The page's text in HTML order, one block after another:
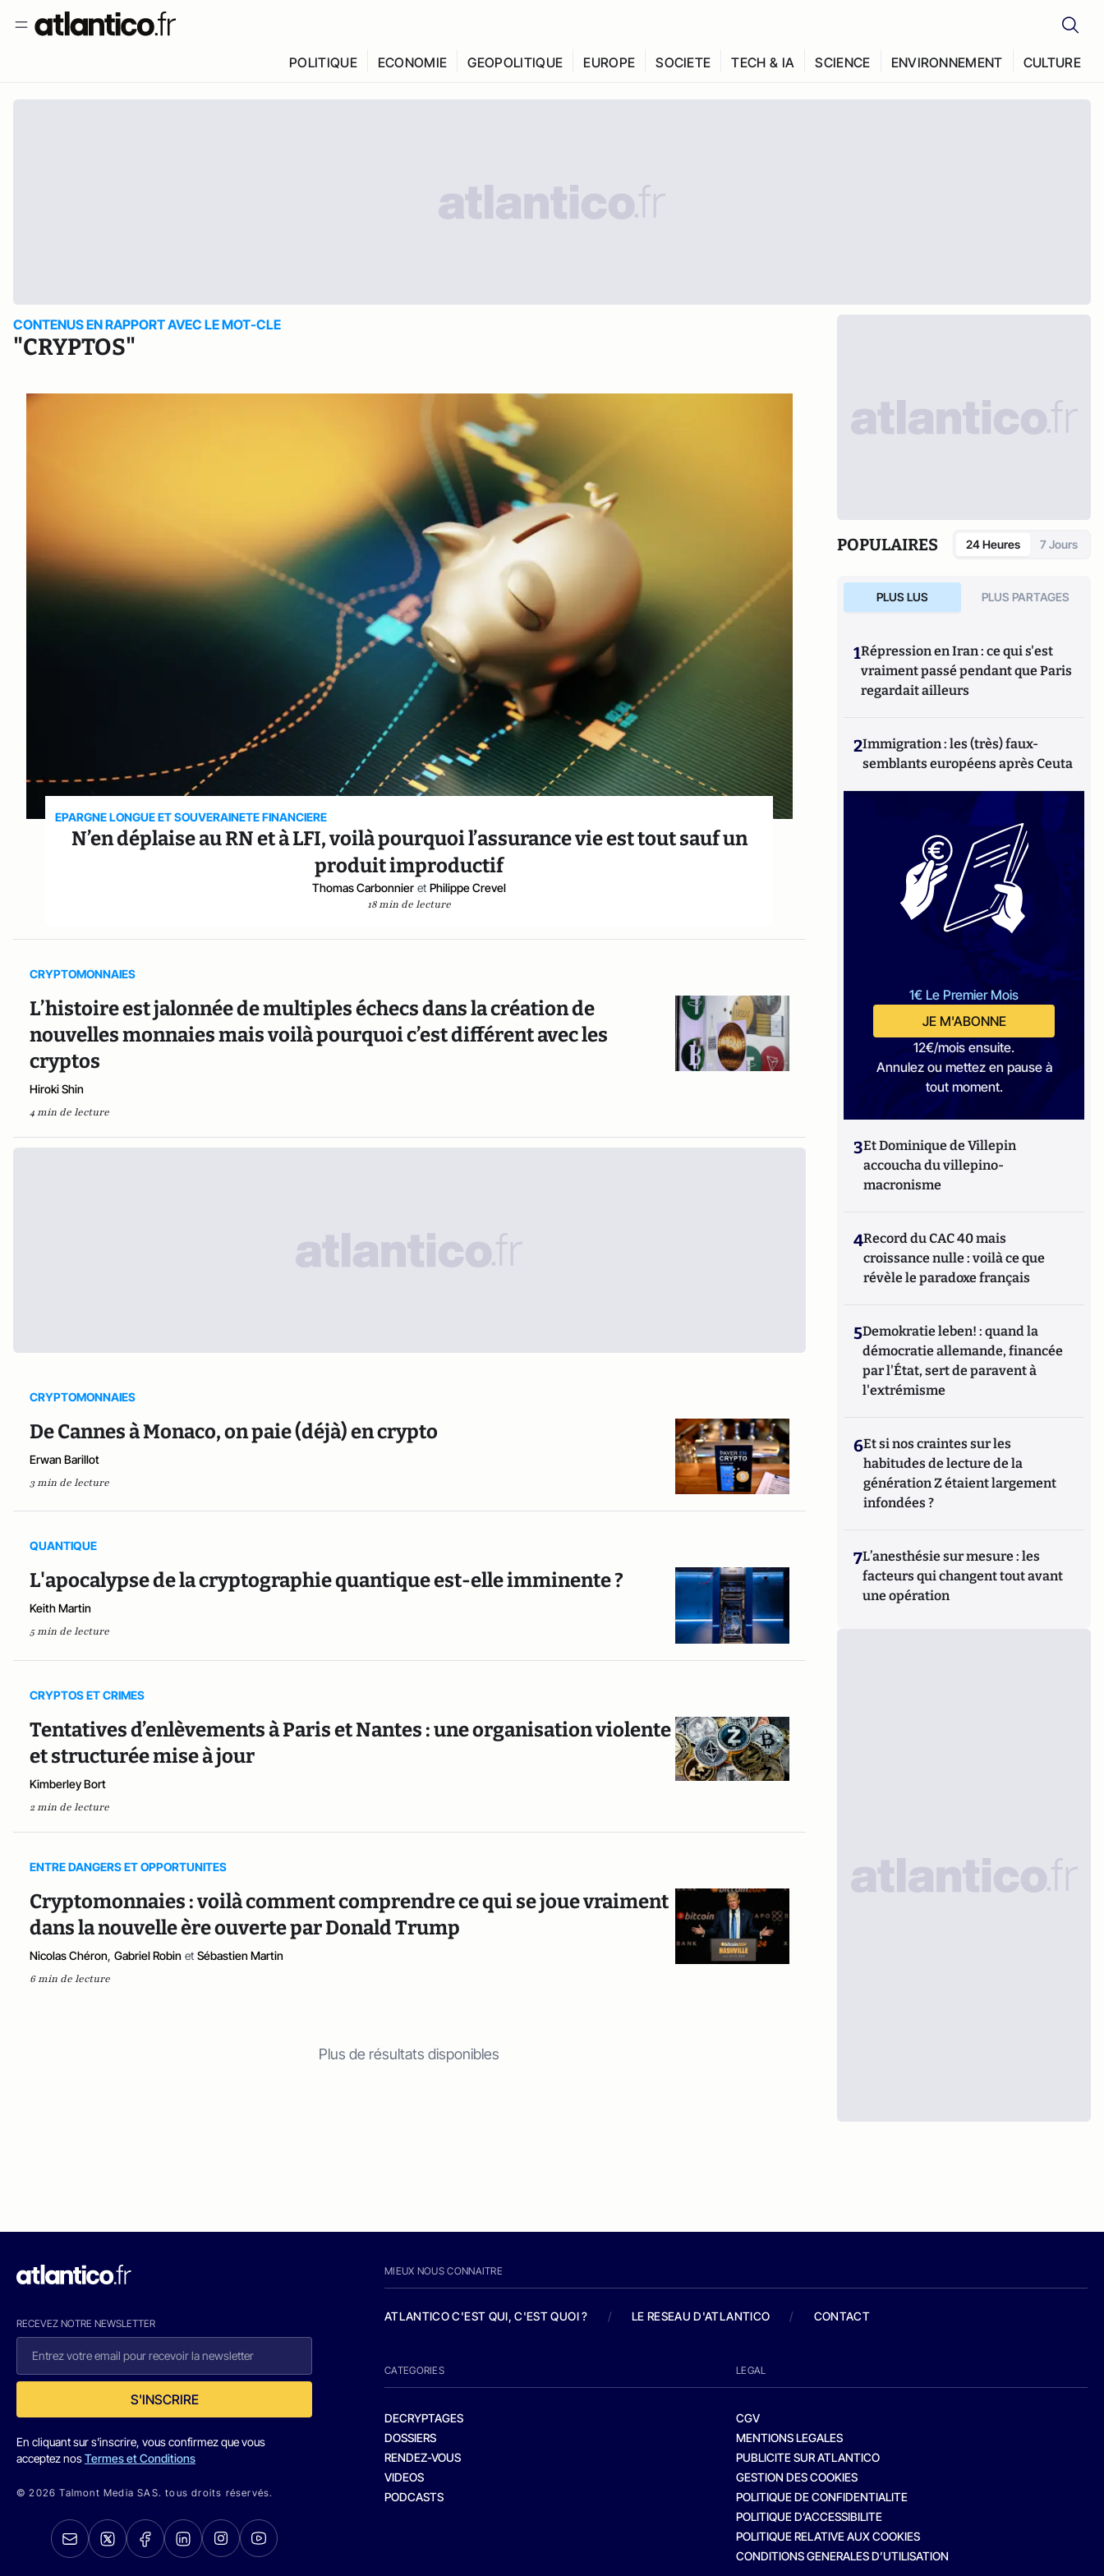
POLITIQUE ECONOMIE GEOPOLITIQUE EUROPE SOCIETE TECH & IA SCIENCE ENVIRONNEMENT CULTURE
CONTENUS EN RAPPORT AVEC LE MOT-CLE
"CRYPTOS"
EPARGNE LONGUE ET SOUVERAINETE FINANCIERE
N’en déplaise au RN et à LFI, voilà pourquoi l’assurance vie est tout sauf un
produit improductif
Thomas Carbonnier et Philippe Crevel
18 min de lecture
CRYPTOMONNAIES
L’histoire est jalonnée de multiples échecs dans la création de
nouvelles monnaies mais voilà pourquoi c’est différent avec les
cryptos
Hiroki Shin
4 min de lecture
CRYPTOMONNAIES
De Cannes à Monaco, on paie (déjà) en crypto
Erwan Barillot
3 min de lecture
QUANTIQUE
L'apocalypse de la cryptographie quantique est-elle imminente ?
Keith Martin
5 min de lecture
CRYPTOS ET CRIMES
Tentatives d’enlèvements à Paris et Nantes : une organisation violente
et structurée mise à jour
Kimberley Bort
2 min de lecture
ENTRE DANGERS ET OPPORTUNITES
Cryptomonnaies : voilà comment comprendre ce qui se joue vraiment
dans la nouvelle ère ouverte par Donald Trump
Nicolas Chéron, Gabriel Robin et Sébastien Martin
6 min de lecture
Plus de résultats disponibles
POPULAIRES 24 Heures 7 Jours
PLUS LUS PLUS PARTAGES
1Répression en Iran : ce qui s'est
vraiment passé pendant que Paris
regardait ailleurs
2Immigration : les (très) faux-
semblants européens après Ceuta
1€ Le Premier Mois
JE M'ABONNE
12€/mois ensuite.
Annulez ou mettez en pause à
tout moment.
3Et Dominique de Villepin
accoucha du villepino-
macronisme
4Record du CAC 40 mais
croissance nulle : voilà ce que
révèle le paradoxe français
5Demokratie leben! : quand la
démocratie allemande, financée
par l'État, sert de paravent à
l'extrémisme
6Et si nos craintes sur les
habitudes de lecture de la
génération Z étaient largement
infondées ?
7L’anesthésie sur mesure : les
facteurs qui changent tout avant
une opération
RECEVEZ NOTRE NEWSLETTER
S'INSCRIRE
En cliquant sur s'inscrire, vous confirmez que vous
acceptez nosTermes et Conditions
© 2026 Talmont Media SAS. tous droits réservés.
MIEUX NOUS CONNAITRE
ATLANTICO C'EST QUI, C'EST QUOI ? / LE RESEAU D'ATLANTICO / CONTACT
CATEGORIES
DECRYPTAGES
DOSSIERS
RENDEZ-VOUS
VIDEOS
PODCASTS
LEGAL
CGV
MENTIONS LEGALES
PUBLICITE SUR ATLANTICO
GESTION DES COOKIES
POLITIQUE DE CONFIDENTIALITE
POLITIQUE D’ACCESSIBILITE
POLITIQUE RELATIVE AUX COOKIES
CONDITIONS GENERALES D’UTILISATION